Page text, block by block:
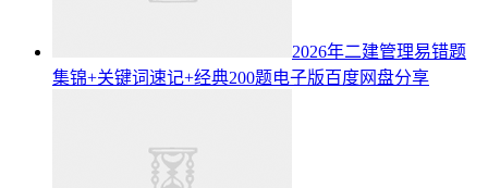
2026年二建管理易错题
集锦+关键词速记+经典200题电子版百度网盘分享